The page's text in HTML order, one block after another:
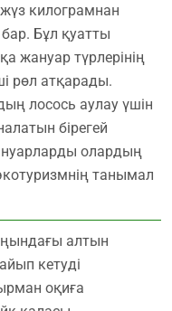
килограмнан
Бұл қуатты
жануар түрлерінің
рөл атқарады.
лосось аулау үшін
бірегей
олардың
танымал
алтын
кетуді
оқиға